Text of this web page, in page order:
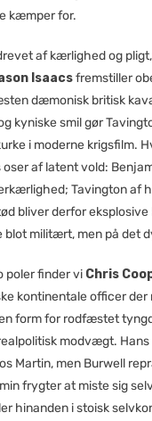
kæmper for.
af kærlighed og
Isaacsfremstiller
dæmonisk britisk
kyniske smil gør
i moderne krigsfilm.
oser af latent vold:
Tavington af
bliver derfor
blot militært, men på det
poler finder vi Chris
kontinentale officer
form for rodfæstet
modvægt.
Martin, men Burwell
frygter at miste sig
hinanden i stoisk